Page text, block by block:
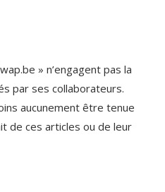
» n’engagent pas la
par ses collaborateurs.
aucunement être tenue
de ces articles ou de leur